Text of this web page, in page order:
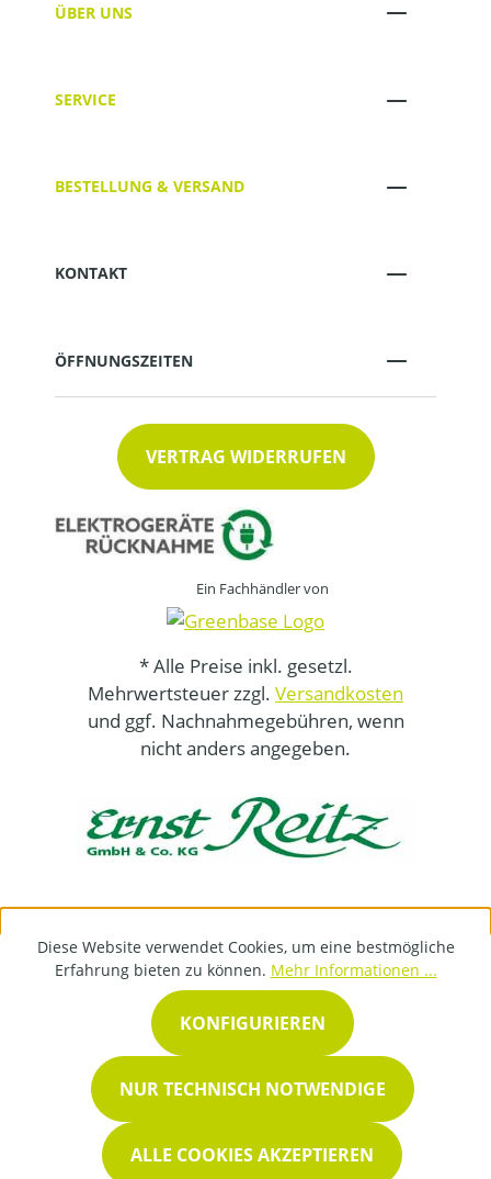
ÜBER UNS
SERVICE
BESTELLUNG & VERSAND
KONTAKT
ÖFFNUNGSZEITEN
VERTRAG WIDERRUFEN
Ein Fachhändler von
* Alle Preise inkl. gesetzl.
Mehrwertsteuer zzgl. Versandkosten
und ggf. Nachnahmegebühren, wenn
nicht anders angegeben.
Diese Website verwendet Cookies, um eine bestmögliche
Erfahrung bieten zu können. Mehr Informationen ...
NUR TECHNISCH NOTWENDIGE
KONFIGURIEREN
ALLE COOKIES AKZEPTIEREN